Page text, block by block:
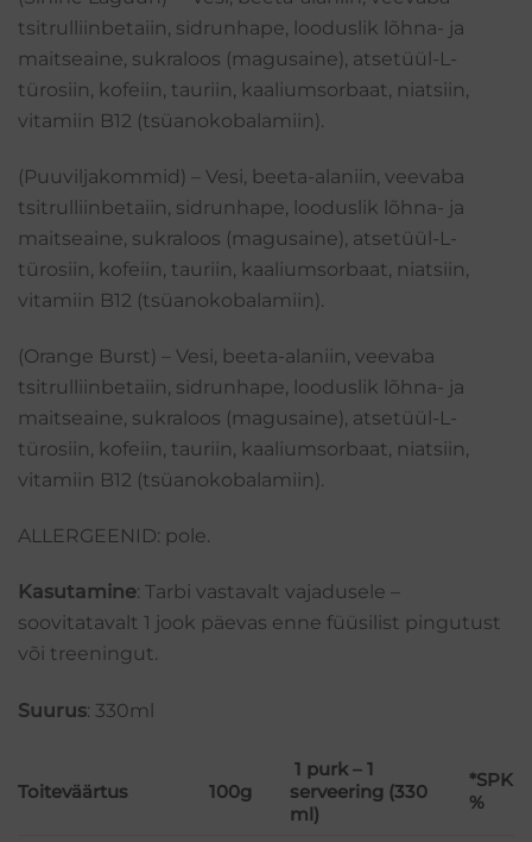
tsitrulliinbetaiin, sidrunhape, looduslik lõhna- ja
maitseaine, sukraloos (magusaine), atsetüül-L-
türosiin, kofeiin, tauriin, kaaliumsorbaat, niatsiin,
vitamiin B12 (tsüanokobalamiin).
(Puuviljakommid) – Vesi, beeta-alaniin, veevaba
tsitrulliinbetaiin, sidrunhape, looduslik lõhna- ja
maitseaine, sukraloos (magusaine), atsetüül-L-
türosiin, kofeiin, tauriin, kaaliumsorbaat, niatsiin,
vitamiin B12 (tsüanokobalamiin).
(Orange Burst) – Vesi, beeta-alaniin, veevaba
tsitrulliinbetaiin, sidrunhape, looduslik lõhna- ja
maitseaine, sukraloos (magusaine), atsetüül-L-
türosiin, kofeiin, tauriin, kaaliumsorbaat, niatsiin,
vitamiin B12 (tsüanokobalamiin).
ALLERGEENID: pole.
Kasutamine: Tarbi vastavalt vajadusele –
soovitatavalt 1 jook päevas enne füüsilist pingutust
või treeningut.
Suurus: 330ml
Toiteväärtus 100g
1 purk – 1
serveering (330
ml)
*SPK
%